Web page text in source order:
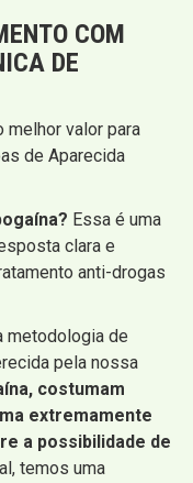
COM
DE
melhor valor para
de Aparecida
Essa é uma
clara e
anti-drogas
metodologia de
pela nossa
costumam
extremamente
a possibilidade de
temos uma